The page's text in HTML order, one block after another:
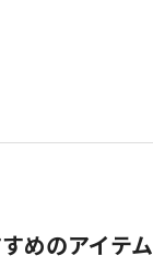
めのアイテム